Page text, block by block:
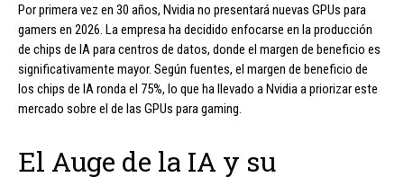
Por primera vez en 30 años, Nvidia no presentará nuevas GPUs para
gamers en 2026. La empresa ha decidido enfocarse en la producción
de chips de IA para centros de datos, donde el margen de beneficio es
significativamente mayor. Según fuentes, el margen de beneficio de
los chips de IA ronda el 75%, lo que ha llevado a Nvidia a priorizar este
mercado sobre el de las GPUs para gaming.
El Auge de la IA y su